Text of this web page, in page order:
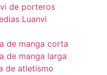
de porteros
Luanvi
de manga corta
de manga larga
de atletismo